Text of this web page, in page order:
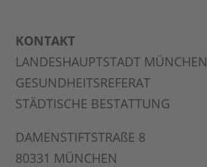
KONTAKT
LANDESHAUPTSTADT MÜNCHEN
GESUNDHEITSREFERAT
STÄDTISCHE BESTATTUNG
DAMENSTIFTSTRAßE 8
80331 MÜNCHEN